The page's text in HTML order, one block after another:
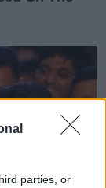
parties, or